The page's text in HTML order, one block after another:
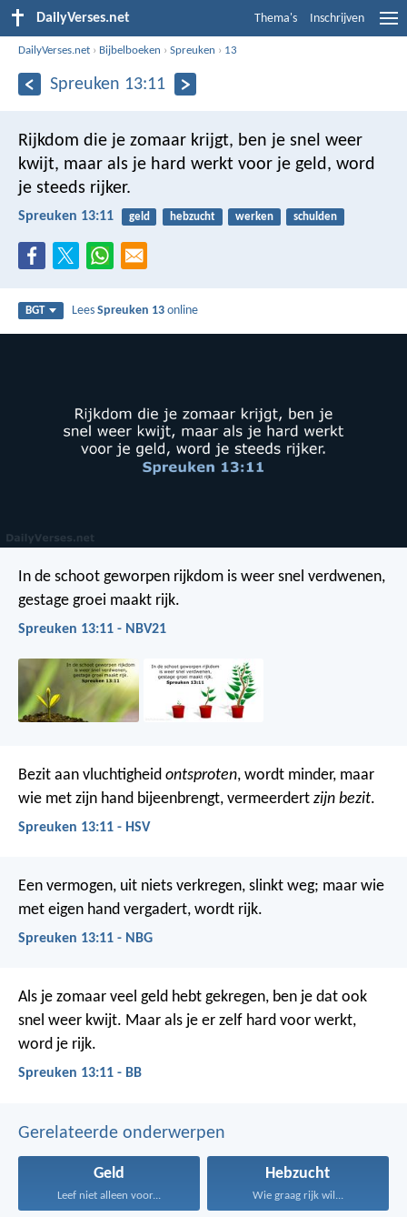
DailyVerses.net Thema's Inschrijven
DailyVerses.net › Bijbelboeken ›Spreuken › 13
Spreuken 13:11
Rijkdom die je zomaar krijgt, ben je snel weer
kwijt, maar als je hard werkt voor je geld, word
je steeds rijker.
Spreuken 13:11 geld hebzucht werken schulden
BGT LeesSpreuken 13 online
In de schoot geworpen rijkdom is weer snel verdwenen,
gestage groei maakt rijk.
Spreuken 13:11 - NBV21
Bezit aan vluchtigheid ontsproten, wordt minder, maar
wie met zijn hand bijeenbrengt, vermeerdert zijn bezit.
Spreuken 13:11 - HSV
Een vermogen, uit niets verkregen, slinkt weg; maar wie
met eigen hand vergadert, wordt rijk.
Spreuken 13:11 - NBG
Als je zomaar veel geld hebt gekregen, ben je dat ook
snel weer kwijt. Maar als je er zelf hard voor werkt,
word je rijk.
Spreuken 13:11 - BB
Gerelateerde onderwerpen
Geld
Leef niet alleen voor...
Hebzucht
Wie graag rijk wil...